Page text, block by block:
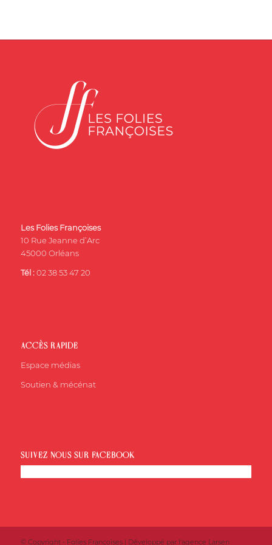
Les Folies Françoises
10 Rue Jeanne d’Arc
45000 Orléans
Tél : 02 38 53 47 20
ACCÈS RAPIDE
Espace médias
Soutien & mécénat
SUIVEZ-NOUS SUR FACEBOOK
© Copyright - Folies Françoises | Développé par l'agence Larsen